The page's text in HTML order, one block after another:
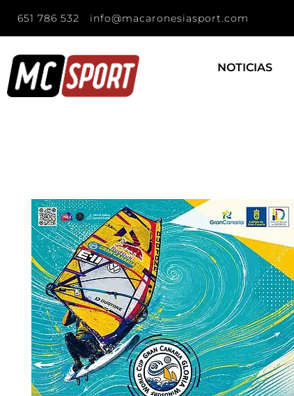
651 786 532 info@macaronesiasport.com
NOTICIAS